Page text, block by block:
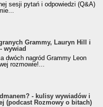
sesji pytań i odpowiedzi (Q&A)
Grammy, Lauryn Hill i
wywiad
dwóch nagród Grammy Leon
rozmowie!...
- kulisy wywiadów i
(podcast Rozmowy o bitach)